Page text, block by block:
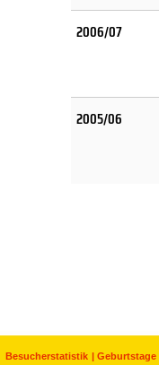
2006/07
2005/06
Besucherstatistik Geburtstage